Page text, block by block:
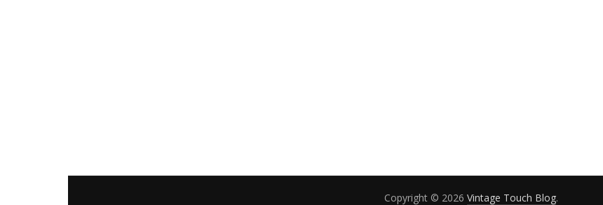
Copyright © 2026 Vintage Touch Blog.